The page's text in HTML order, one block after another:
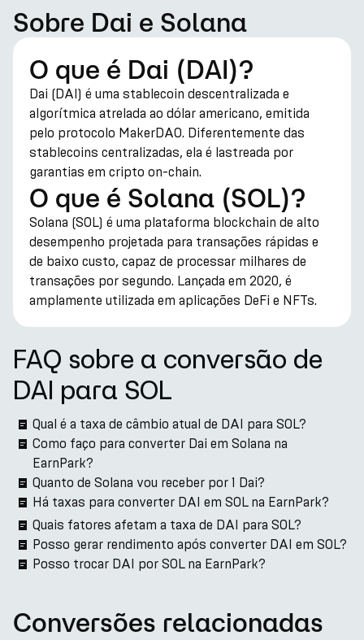
Sobre Dai e Solana
O que é Dai (DAI)?
Dai (DAI) é uma stablecoin descentralizada e
algorítmica atrelada ao dólar americano, emitida
pelo protocolo MakerDAO. Diferentemente das
stablecoins centralizadas, ela é lastreada por
garantias em cripto on-chain.
O que é Solana (SOL)?
Solana (SOL) é uma plataforma blockchain de alto
desempenho projetada para transações rápidas e
de baixo custo, capaz de processar milhares de
transações por segundo. Lançada em 2020, é
amplamente utilizada em aplicações DeFi e NFTs.
FAQ sobre a conversão de
DAI para SOL
Qual é a taxa de câmbio atual de DAI para SOL?
Como faço para converter Dai em Solana na
EarnPark?
Quanto de Solana vou receber por 1 Dai?
Há taxas para converter DAI em SOL na EarnPark?
Quais fatores afetam a taxa de DAI para SOL?
Posso gerar rendimento após converter DAI em SOL?
Posso trocar DAI por SOL na EarnPark?
Conversões relacionadas